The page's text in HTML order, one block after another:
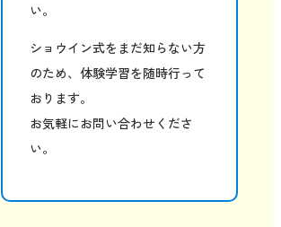
い。
ショウイン式をまだ知らない方
のため、体験学習を随時行って
おります。
お気軽にお問い合わせくださ
い。